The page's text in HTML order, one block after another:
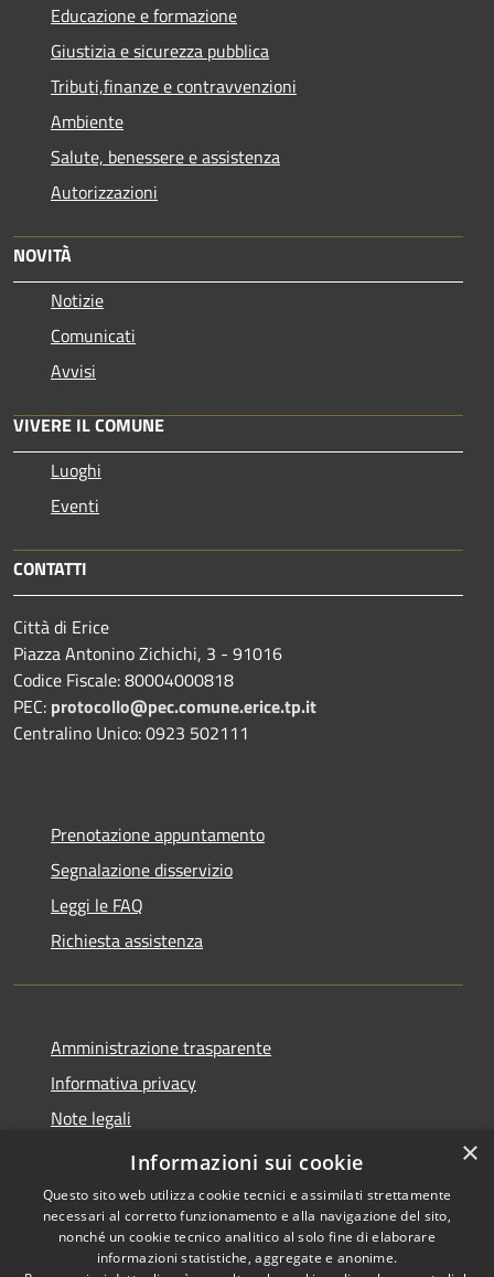
Educazione e formazione
Giustizia e sicurezza pubblica
Tributi,finanze e contravvenzioni
Ambiente
Salute, benessere e assistenza
Autorizzazioni
NOVITÀ
Notizie
Comunicati
Avvisi
VIVERE IL COMUNE
Luoghi
Eventi
CONTATTI
Città di Erice
Piazza Antonino Zichichi, 3 - 91016
Codice Fiscale: 80004000818
PEC: protocollo@pec.comune.erice.tp.it
Centralino Unico: 0923 502111
Prenotazione appuntamento
Segnalazione disservizio
Leggi le FAQ
Richiesta assistenza
Amministrazione trasparente
Informativa privacy
Note legali
Dichiarazione di accessibilità
Copyright © 2026 • Città di
×
Informazioni sui cookie
Questo sito web utilizza cookie tecnici e assimilati strettamente
necessari al corretto funzionamento e alla navigazione del sito,
nonché un cookie tecnico analitico al solo fine di elaborare
informazioni statistiche, aggregate e anonime.